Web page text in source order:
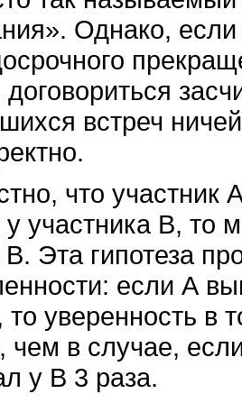
Однако,
встреч
что участник
участника В, то
Эта гипотеза
если А
то уверенность в
чем в случае,
у В 3 раза.